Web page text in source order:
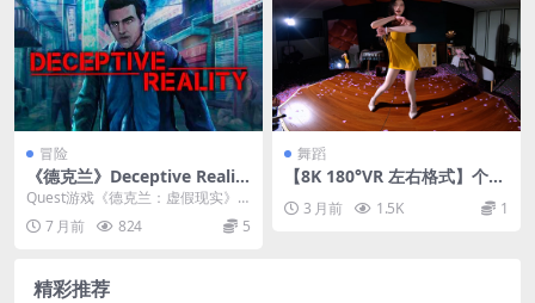
冒险
《德克兰》Deceptive Realit
y v0.3.0.4.113
Quest游戏《德克兰：虚假现实》
（Deceptive Reality）这是一款...
7 月前 824 5
舞蹈
【8K 180°VR 左右格式】个人
3 月前 1.5K 1
精彩推荐